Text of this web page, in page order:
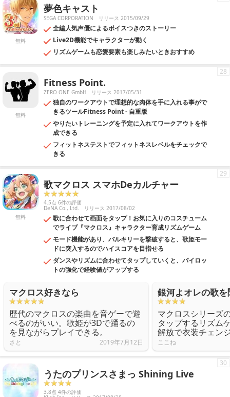
無料
夢色キャスト
SEGA CORPORATION リリース 2015/09/29
全編人気声優によるボイスつきのストーリー
Live2D機能でキャラクターが動く
リズムゲームも恋愛要素も楽しみたいときおすすめ
無料
Fitness Point.
ZERO ONE GmbH リリース 2017/05/31
独自のワークアウトで理想的な肉体を手に入れる事がで
きるツールFitness Point - 自重版
やりたいトレーニングを予定に入れてワークアウトを作
成できる
フィットネステストでフィットネスレベルをチェックで
きる
28
無料
歌マクロス スマホDeカルチャー
4.5点 6件の評価
DeNA Co., Ltd. リリース 2017/08/02
歌に合わせて画面をタップ！お気に入りのコスチューム
でライブ『マクロス』キャラクター育成リズムゲーム
モード機能があり、バルキリーを撃破すると、歌姫モー
ドに突入するのでハイスコアを目指せる
ダンスやリズムに合わせてタップしていくと、パイロッ
トの強化で経験値がアップする
29
マクロス好きなら
歴代のマクロスの楽曲を音ゲーで遊
べるのがいい。歌姫が3Dで踊るの
を見ながらプレイできる。
さと 2019年7月12日
銀河よオレの歌
マクロスシリーズ
タップするリズム
解放で衣装チェン
ここね
うたのプリンスさまっ Shining Live
3.8点 4件の評価
30